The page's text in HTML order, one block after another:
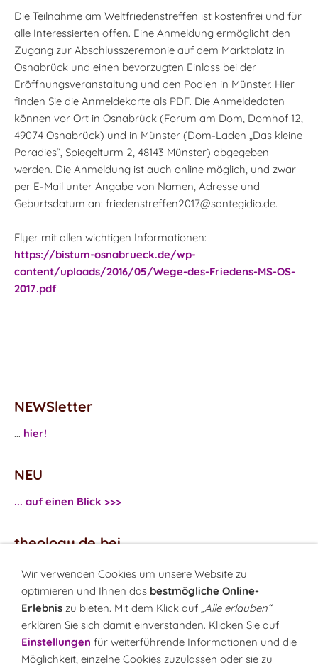
Die Teilnahme am Weltfriedenstreffen ist kostenfrei und für
alle Interessierten offen. Eine Anmeldung ermöglicht den
Zugang zur Abschlusszeremonie auf dem Marktplatz in
Osnabrück und einen bevorzugten Einlass bei der
Eröffnungsveranstaltung und den Podien in Münster. Hier
finden Sie die Anmeldekarte als PDF. Die Anmeldedaten
können vor Ort in Osnabrück (Forum am Dom, Domhof 12,
49074 Osnabrück) und in Münster (Dom-Laden „Das kleine
Paradies“, Spiegelturm 2, 48143 Münster) abgegeben
werden. Die Anmeldung ist auch online möglich, und zwar
per E-Mail unter Angabe von Namen, Adresse und
Geburtsdatum an: friedenstreffen2017@santegidio.de.
Flyer mit allen wichtigen Informationen:
https://bistum-osnabrueck.de/wp-
content/uploads/2016/05/Wege-des-Friedens-MS-OS-
2017.pdf
NEWSletter
... hier!
NEU
... auf einen Blick >>>
theology.de bei
...Facebook
...Twitter
Monatsrätsel
Rätseln & Gewinnen!
Wir verwenden Cookies um unsere Website zu
optimieren und Ihnen das bestmögliche Online-
Erlebnis zu bieten. Mit dem Klick auf „Alle erlauben“
erklären Sie sich damit einverstanden. Klicken Sie auf
Einstellungen für weiterführende Informationen und die
Möglichkeit, einzelne Cookies zuzulassen oder sie zu